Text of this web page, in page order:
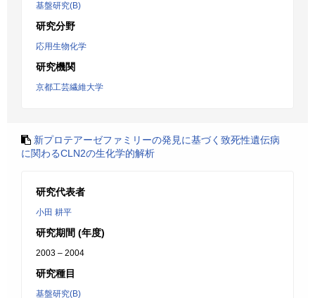
基盤研究(B)
研究分野
応用生物化学
研究機関
京都工芸繊維大学
新プロテアーゼファミリーの発見に基づく致死性遺伝病
に関わるCLN2の生化学的解析
研究代表者
小田 耕平
研究期間 (年度)
2003 – 2004
研究種目
基盤研究(B)